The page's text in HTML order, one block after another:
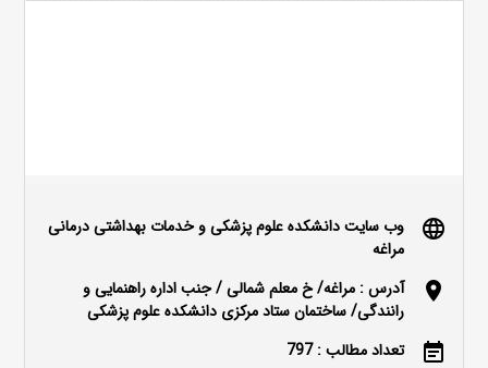
language
وب سایت دانشکده علوم پزشکی و خدمات بهداشتی درمانی
مراغه
location_on
آدرس : مراغه/ خ معلم شمالی / جنب اداره راهنمایی و
رانندگی/ ساختمان ستاد مرکزی دانشکده علوم پزشکی
event_note تعداد مطالب : 797